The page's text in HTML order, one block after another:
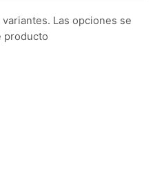
Las opciones se
producto